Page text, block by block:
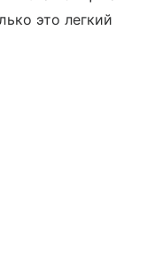
это легкий